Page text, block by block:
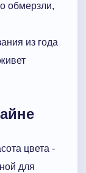
обмерзли,
из года
цвета -
для